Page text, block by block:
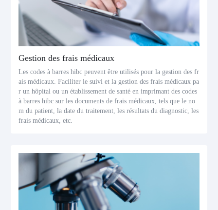
Gestion des frais médicaux
Les codes à barres hibc peuvent être utilisés pour la gestion des fr
ais médicaux. Faciliter le suivi et la gestion des frais médicaux pa
r un hôpital ou un établissement de santé en imprimant des codes
à barres hibc sur les documents de frais médicaux, tels que le no
m du patient, la date du traitement, les résultats du diagnostic, les
frais médicaux, etc.